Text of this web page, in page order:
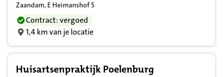
Zaandam, E Heimanshof 5
Contract: vergoed
1,4 km van je locatie
Huisartsenpraktijk Poelenburg